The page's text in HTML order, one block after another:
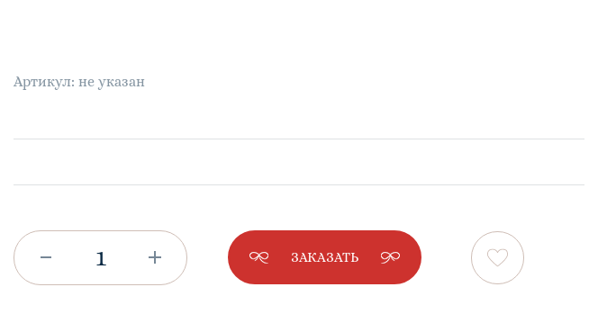
Артикул: не указан
ЗАКАЗАТЬ